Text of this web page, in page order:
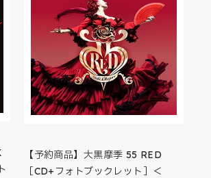
【予約商品】大黒摩季 55 RED
［CD+フォトブックレット］＜